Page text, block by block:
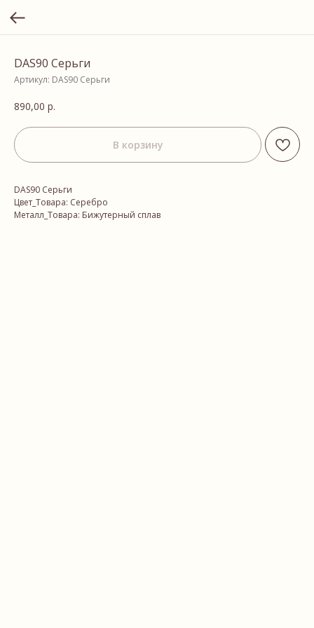
DAS90 Серьги
Артикул: DAS90 Серьги
890,00 р.
В корзину
DAS90 Серьги
Цвет_Товара: Серебро
Металл_Товара: Бижутерный сплав